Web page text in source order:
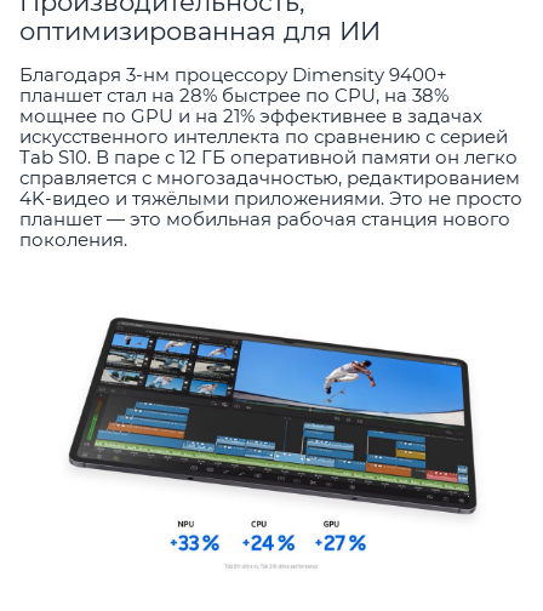
оптимизированная для ИИ
Благодаря 3-нм процессору Dimensity 9400+
планшет стал на 28% быстрее по CPU, на 38%
мощнее по GPU и на 21% эффективнее в задачах
искусственного интеллекта по сравнению с серией
Tab S10. В паре с 12 ГБ оперативной памяти он легко
справляется с многозадачностью, редактированием
4K-видео и тяжёлыми приложениями. Это не просто
планшет — это мобильная рабочая станция нового
поколения.